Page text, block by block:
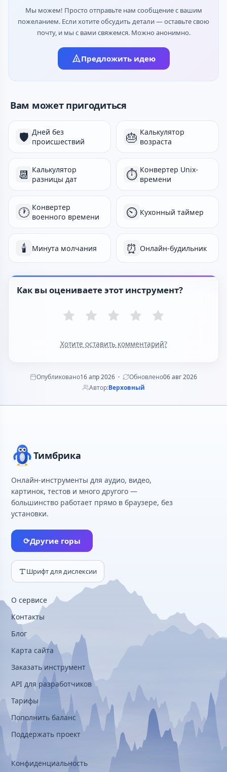
Мы можем! Просто отправьте нам сообщение с вашим
пожеланием. Если хотите обсудить детали — оставьте свою
почту, и мы с вами свяжемся. Можно анонимно.
Предложить идею
Вам может пригодиться
🛡️ Дней без
происшествий
🎂 Калькулятор
возраста
📆 Калькулятор
разницы дат
⏱️ Конвертер Unix-
времени
🕐 Конвертер
военного времени
⏲️ Кухонный таймер
🕯️ Минута молчания ⏰ Онлайн-будильник
Как вы оцениваете этот инструмент?
Хотите оставить комментарий?
Опубликовано16 апр 2026 Обновлено06 авг 2026
Автор:Верховный
Тимбрика
Онлайн-инструменты для аудио, видео,
картинок, тестов и много другого —
большинство работает прямо в браузере, без
установки.
⟳Другие горы
Шрифт для дислексии
О сервисе
Контакты
Блог
Карта сайта
Заказать инструмент
API для разработчиков
Тарифы
Пополнить баланс
Поддержать проект
Конфиденциальность